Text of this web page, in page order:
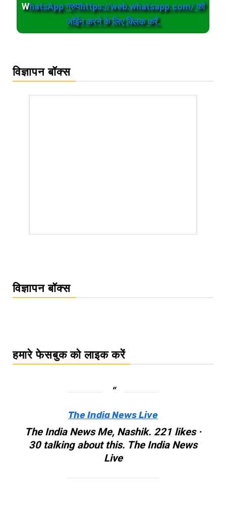
WhatsApp ग्रुपhttps://web.whatsapp.com/ को
जॉईन करने के लिए क्लिक करें.
विज्ञापन बॉक्स
विज्ञापन बॉक्स
हमारे फेसबुक को लाइक करें
The India News Live
The India News Me, Nashik. 221 likes ·
30 talking about this. The India News
Live